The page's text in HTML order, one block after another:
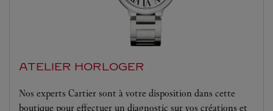
ATELIER HORLOGER
Nos experts Cartier sont à votre disposition dans cette
boutique pour effectuer un diagnostic sur vos créations et